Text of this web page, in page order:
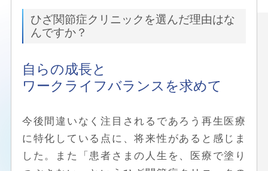
ひざ関節症クリニックを選んだ理由はな
んですか？
自らの成長と
ワークライフバランスを求めて
今後間違いなく注目されるであろう再生医療
に特化している点に、将来性があると感じま
した。また「患者さまの人生を、医療で塗り